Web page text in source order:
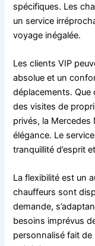
spécifiques. Les
un service
voyage inégalée.
Les clients VIP
absolue et un
déplacements. Que
des visites de
privés, la
élégance. Le
tranquillité d’esprit
La flexibilité est un
chauffeurs sont
demande,
besoins imprévus
personnalisé fait